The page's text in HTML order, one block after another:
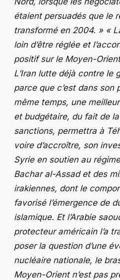
étaient persuadés que le
transformé en 2004. » «
loin d’être réglée et
positif sur le Moyen-
L’Iran lutte déjà contre le
parce que c’est dans son
même temps, une
et budgétaire, du fait de
sanctions, permettra à
voire d’accroître, son
Syrie en soutien au
Bachar al-Assad et des
irakiennes, dont le
favorisé l’émergence de
islamique. Et l’Arabie
protecteur américain l’a
poser la question d’une
nucléaire nationale, le
Moyen-Orient n’est pas